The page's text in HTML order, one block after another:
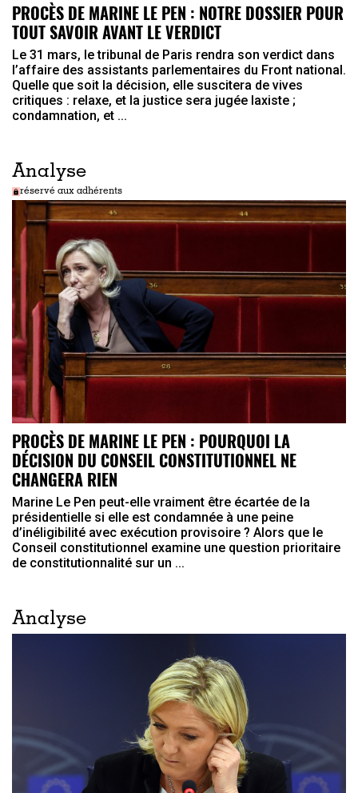
PROCÈS DE MARINE LE PEN : NOTRE DOSSIER POUR
TOUT SAVOIR AVANT LE VERDICT
Le 31 mars, le tribunal de Paris rendra son verdict dans
l’affaire des assistants parlementaires du Front national.
Quelle que soit la décision, elle suscitera de vives
critiques : relaxe, et la justice sera jugée laxiste ;
condamnation, et ...
Analyse
réservé aux adhérents
PROCÈS DE MARINE LE PEN : POURQUOI LA
DÉCISION DU CONSEIL CONSTITUTIONNEL NE
CHANGERA RIEN
Marine Le Pen peut-elle vraiment être écartée de la
présidentielle si elle est condamnée à une peine
d’inéligibilité avec exécution provisoire ? Alors que le
Conseil constitutionnel examine une question prioritaire
de constitutionnalité sur un ...
Analyse